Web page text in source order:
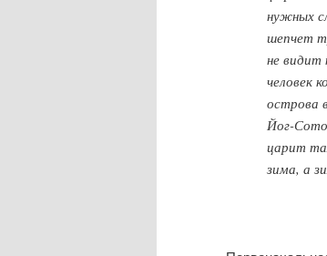
нужных
шепчет
не видит
человек
острова
Йог-
царит
зима, а